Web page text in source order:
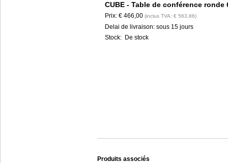
CUBE - Table de conférence
Prix: € 466,00 (inclus TVA: € 563,86)
Delai de livraison: sous 15 jours
Stock: De stock
Produits associés